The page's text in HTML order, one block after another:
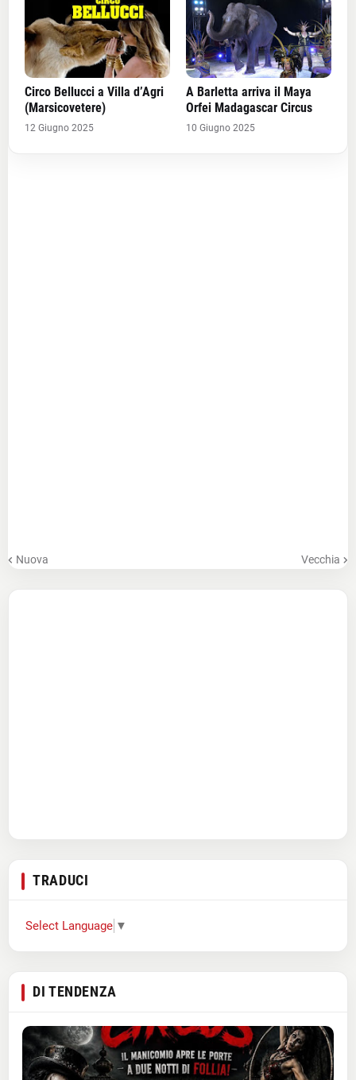
Circo Bellucci a Villa d’Agri
(Marsicovetere)
12 Giugno 2025
A Barletta arriva il Maya
Orfei Madagascar Circus
10 Giugno 2025
Nuova Vecchia
TRADUCI
Select Language ▼
DI TENDENZA